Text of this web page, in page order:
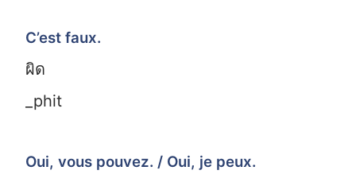
C’est faux.
ผิด
_phit
Oui, vous pouvez. / Oui, je peux.